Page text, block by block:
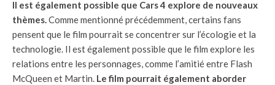
Il est également possible que Cars 4 explore de nouveaux
thèmes.Comme mentionné précédemment, certains fans
pensent que le film pourrait se concentrer sur l’écologie et la
technologie. Il est également possible que le film explore les
relations entre les personnages, comme l’amitié entre Flash
McQueen et Martin. Le film pourrait également aborder